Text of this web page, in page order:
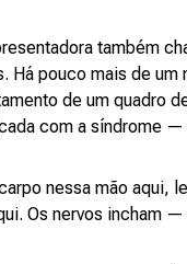
também
Há pouco mais de
de um quadro
com a síndrome —
nessa mão aqui,
Os nervos incham —